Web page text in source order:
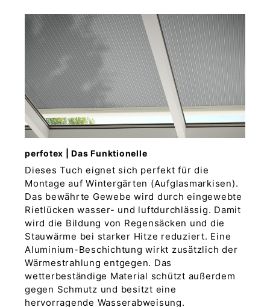
perfotex | Das Funktionelle
Dieses Tuch eignet sich perfekt für die
Montage auf Wintergärten (Aufglasmarkisen).
Das bewährte Gewebe wird durch eingewebte
Rietlücken wasser- und luftdurchlässig. Damit
wird die Bildung von Regensäcken und die
Stauwärme bei starker Hitze reduziert. Eine
Aluminium-Beschichtung wirkt zusätzlich der
Wärmestrahlung entgegen. Das
wetterbeständige Material schützt außerdem
gegen Schmutz und besitzt eine
hervorragende Wasserabweisung.